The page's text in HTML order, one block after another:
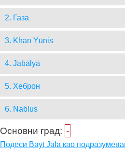
2. Газа
3. Khān Yūnis
4. Jabālyā
5. Хеброн
6. Nablus
Основни град: -
Подеси Bayt Jālā као